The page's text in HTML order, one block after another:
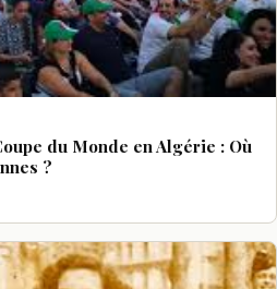
du Monde en Algérie : Où
?